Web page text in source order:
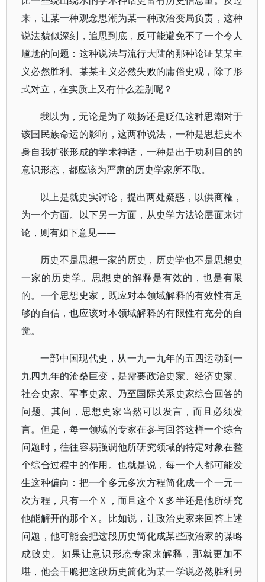
来，让某一种观念思潮为某一种政治变局负责，这种
说法貌似深刻，追思到底，反可能避免不了一个令人
尴尬的问题：这种说法与流行大陆的那种论证某某主
义必然胜利、某某主义必然失败的庸俗史观，除了形
式对立，在实质上又有什么差别呢？
我以为，无论是为了颂扬还是贬低这种思潮对于
该国民族命运的影响，这两种说法，一种是思想史本
身自我扩张形成的学术神话，一种是出于功利目的的
意识形态，都应该为严肃的历史学家所不取。
以上是就史实讨论，提出两处疑惑，以供商榷，
为一个方面。以下另一方面，从史学方法论层面来讨
论，则有如下意见——
历史不是思想一家的历史，历史学也不是思想史
一家的历史学。思想史的解释是有效的，也是有限
的。一个思想史家，既应对本领域解释的有效性有足
够的自信，也应该对本领域解释的有限性有充分的自
觉。
一部中国现代史，从一九一九年的五四运动到一
九四九年的沧桑巨变，是需要政治史家、经济史家、
社会史家、军事史家、乃至国际关系史家综合回答的
问题。其间，思想史家当然可以发言，而且必须发
言。但是，每一领域的专家在参与回答这样一个综合
问题时，往往容易强调他所研究领域的特定对象在整
个综合过程中的作用。也就是说，每一个人都可能发
生这种偏向：把一个多元多次方程简化成一个一元一
次方程，只有一个Ｘ，而且这个Ｘ多半还是他所研究
他能解开的那个Ｘ。比如说，让政治史家来回答上述
问题，他可能会把这段历史简化成某些政治家的谋略
成败史。如果让意识形态专家来解释，那就更加不
堪，他会干脆把这段历史简化为某一学说必然胜利另